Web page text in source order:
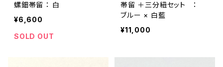
螺鈿帯留 ： 白
¥6,600
SOLD OUT
帯留 ＋三分紐セット ：
ブルー × 白藍
¥11,000